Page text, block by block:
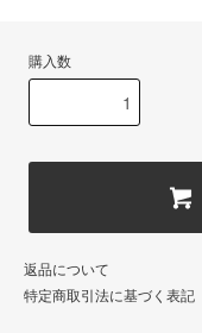
購入数
返品について
特定商取引法に基づく表記